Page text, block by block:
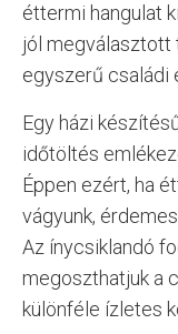
éttermi hangulat
jól
egyszerű családi
Egy házi
időtöltés
Éppen ezért, ha
vágyunk,
Az ínycsiklandó
megoszthatjuk a
különféle ízletes